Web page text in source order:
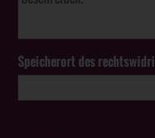
Speicherort des